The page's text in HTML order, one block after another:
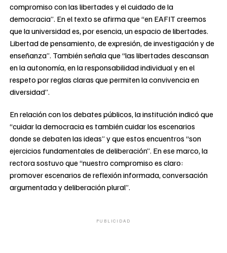
compromiso con las libertades y el cuidado de la
democracia”. En el texto se afirma que “en EAFIT creemos
que la universidad es, por esencia, un espacio de libertades.
Libertad de pensamiento, de expresión, de investigación y de
enseñanza”. También señala que “las libertades descansan
en la autonomía, en la responsabilidad individual y en el
respeto por reglas claras que permiten la convivencia en
diversidad”.
En relación con los debates públicos, la institución indicó que
“cuidar la democracia es también cuidar los escenarios
donde se debaten las ideas” y que estos encuentros “son
ejercicios fundamentales de deliberación”. En ese marco, la
rectora sostuvo que “nuestro compromiso es claro:
promover escenarios de reflexión informada, conversación
argumentada y deliberación plural”.
PUBLICIDAD